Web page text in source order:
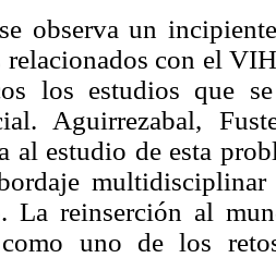
observa un
relacionados con el
los estudios que
Aguirrezabal,
al estudio de esta
La reinserción al
como uno de los